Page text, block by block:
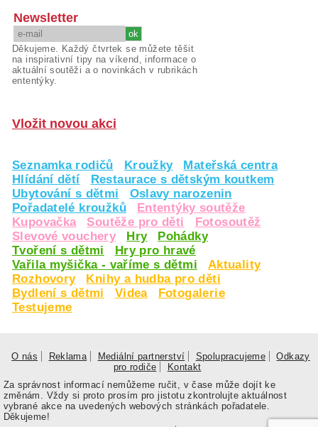
Newsletter
Děkujeme. Každý čtvrtek se můžete těšit
na inspirativní tipy na víkend, informace o
aktuální soutěži a o novinkách v rubrikách
ententýky.
Vložit novou akci
Seznamka rodičů Kroužky
Mateřská centra
Hlídání dětí
Restaurace s dětským koutkem
Ubytování s dětmi
Oslavy narozenin
Pořadatelé kroužků
Ententýky soutěže
Kupovačka
Soutěže pro děti
Fotosoutěž
Slevové vouchery
Hry
Pohádky
Tvoření s dětmi
Hry pro hravé
Vařila myšička - vaříme s dětmi
Aktuality
Rozhovory
Knihy a hudba pro děti
Bydlení s dětmi
Videa
Fotogalerie
Testujeme
O nás Reklama Mediální partnerství Spolupracujeme
Odkazy
pro rodiče
Kontakt
Za správnost informací nemůžeme ručit, v čase může dojít ke
změnám. Vždy si proto prosím pro jistotu zkontrolujte aktuálnost
vybrané akce na uvedených webových stránkách pořadatele.
Děkujeme!